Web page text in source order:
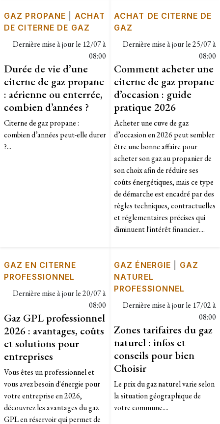
GAZ PROPANE
ACHAT
DE CITERNE DE GAZ
Dernière mise à jour le 12/07 à
08:00
Durée de vie d’une
citerne de gaz propane
: aérienne ou enterrée,
combien d’années ?
Citerne de gaz propane :
combien d’années peut-elle durer
?...
ACHAT DE CITERNE DE
GAZ
Dernière mise à jour le25/07 à
08:00
Comment acheter une
citerne de gaz propane
d’occasion : guide
pratique 2026
Acheter une cuve de gaz
d’occasion en 2026 peut sembler
être une bonne affaire pour
acheter son gaz au propanier de
son choix afin de réduire ses
coûts énergétiques, mais ce type
de démarche est encadré par des
règles techniques, contractuelles
et réglementaires précises qui
diminuent l'intérêt financier....
GAZ EN CITERNE
PROFESSIONNEL
Dernière mise à jour le20/07 à
08:00
Gaz GPL professionnel
2026 : avantages, coûts
et solutions pour
entreprises
Vous êtes un professionnel et
vous avez besoin d'énergie pour
votre entreprise en 2026,
découvrez les avantages du gaz
GPL en réservoir qui permet de
GAZ ÉNERGIE
GAZ
NATUREL
PROFESSIONNEL
Dernière mise à jour le 17/02 à
08:00
Zones tarifaires du gaz
naturel : infos et
conseils pour bien
Choisir
Le prix du gaz naturel varie selon
la situation géographique de
votre commune....